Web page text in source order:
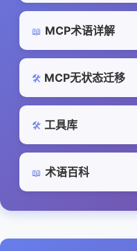
📖 MCP术语详解
🛠️ MCP无状态迁移
🛠️ 工具库
📖 术语百科